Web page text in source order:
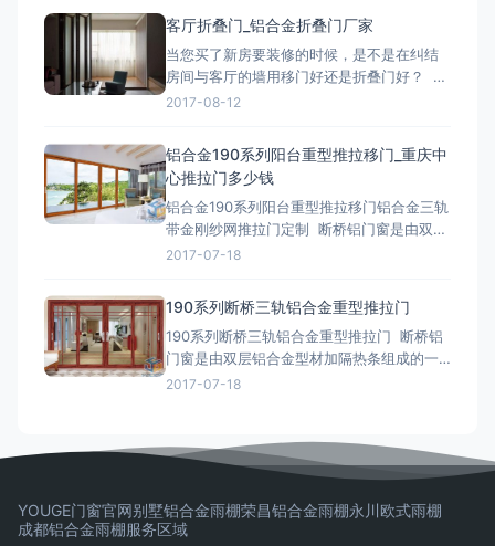
说阳台门应该装哪种比较好。 一、推拉门的
推拉方式比较方便，而且底部做出来的效果
能够和瓷砖平齐，因为一个铜轨的高度大概
在5mm
客厅折叠门_铝合金折叠门厂家
当您买了新房要装修的时候，是不是在纠结
房间与客厅的墙用移门好还是折叠门好？ 在
这里小编要告诉您，没有寿命东西或者产品
门各有各的优点； 优点与缺点要看房间整体
风格与布局推拉门：密封性、膈音、推拉式
比较便、做出来的效过与瓷砖平齐； 折叠
门：密封性、
2017-08-12
铝合金190系列阳台重型推拉移门_重庆中
心推拉门多少钱
铝合金190系列阳台重型推拉移门铝合金三轨
带金刚纱网推拉门定制 断桥铝门窗是由双层
铝合金型材加隔热条组成的一款新型节能环
俗得讲就是铝合金是金属，导热比较快，室
内外温度相差很多时，铝合金就成了为热量
传递的“桥”了，断桥就是将铝合金从中间断
开，采用硬塑与两边的
2017-07-18
190系列断桥三轨铝合金重型推拉门
190系列断桥三轨铝合金重型推拉门 断桥铝
门窗是由双层铝合金型材加隔热条组成的一
款新型节能环保门窗，是铝合金门窗的升级
就成了为热量传递的“桥”了，断桥就是将铝合
金从中间断开，采用硬塑与两边的铝合金相
2017-07-18
YOUGE门窗官网别墅铝合金雨棚荣昌铝合金雨棚永川欧式雨棚
成都铝合金雨棚服务区域